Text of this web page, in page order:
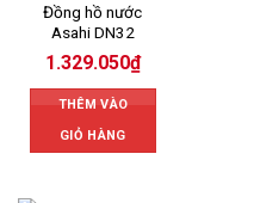
Đồng hồ nước
Asahi DN32
1.329.050₫
THÊM VÀO
GIỎ HÀNG